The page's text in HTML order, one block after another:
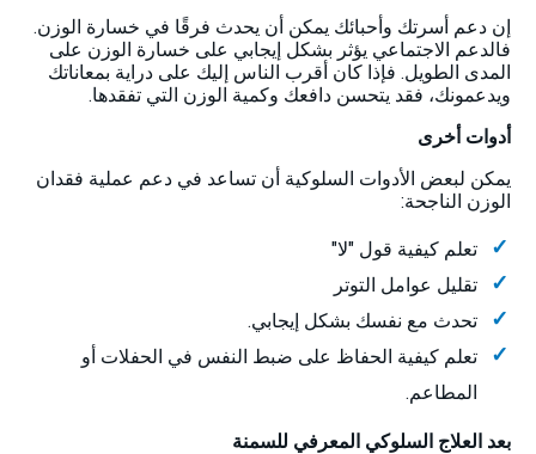
إن دعم أسرتك وأحبائك يمكن أن يحدث فرقًا في خسارة الوزن.
فالدعم الاجتماعي يؤثر بشكل إيجابي على خسارة الوزن على
المدى الطويل. فإذا كان أقرب الناس إليك على دراية بمعاناتك
ويدعمونك، فقد يتحسن دافعك وكمية الوزن التي تفقدها.
أدوات أخرى
يمكن لبعض الأدوات السلوكية أن تساعد في دعم عملية فقدان
الوزن الناجحة:
تعلم كيفية قول "لا"
تقليل عوامل التوتر
تحدث مع نفسك بشكل إيجابي.
تعلم كيفية الحفاظ على ضبط النفس في الحفلات أو
المطاعم.
بعد العلاج السلوكي المعرفي للسمنة